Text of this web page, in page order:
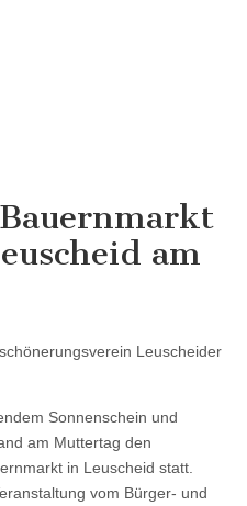
am
Leuscheider
Sonnenschein und
am Muttertag den
in Leuscheid statt.
vom Bürger- und